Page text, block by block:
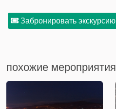
Забронировать экскурсию
похожие мероприятия